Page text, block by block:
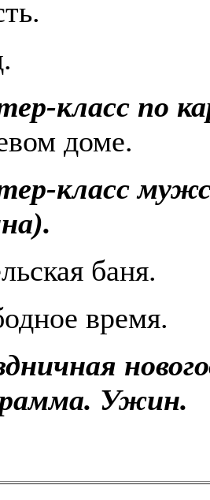
класс по
доме.
класс
баня.
время.
Ужин.